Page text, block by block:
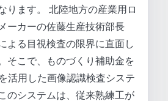
ります。 北陸地方の産業用ロ
ーカーの佐藤生産技術部長
よる目視検査の限界に直面し
そこで、ものづくり補助金を
活用した画像認識検査システ
のシステムは、従来熟練工が